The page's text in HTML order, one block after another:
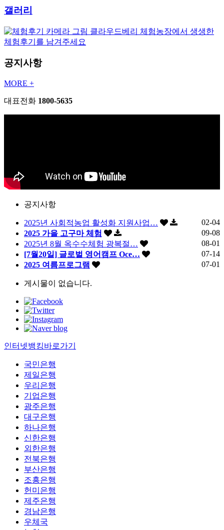
갤러리
클라우드베리 체험농장에서 생생한
체험후기를 남겨주세요
공지사항
MORE +
대표전화 1800-5635
공지사항
2025년 사회적농업 활성화 지원사업…
02-04
2025 가을 고구마 체험
09-08
2025년 8월 옥수수체험 광복절…
08-01
[7월20일] 글로벌 영어캠프 Oce…
07-14
2025 여름프로그램
07-01
게시물이 없습니다.
인터넷뱅킹바로가기
국민은행
제일은행
우리은행
기업은행
광주은행
대구은행
하나은행
신한은행
외한은행
전북은행
부산은행
조흥은행
헌미은행
제주은행
경남은행
우체국